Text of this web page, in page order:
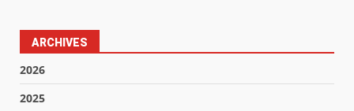
ARCHIVES
2026
2025